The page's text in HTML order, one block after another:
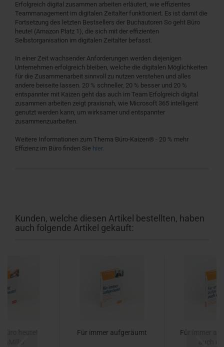
Erfolgreich digital zusammen arbeiten erläutert, wie effizientes
Teammanagement im digitalen Zeitalter funktioniert. Es ist damit die
Fortsetzung des letzten Bestsellers der Buchautoren So geht Büro
heute! (Amazon Platz 1), die sich mit der effizienten
Selbstorganisation im digitalen Zeitalter befasst.
In einer Zeit wachsender Anforderungen werden diejenigen
Unternehmen erfolgreich bleiben, welche die digitalen Möglichkeiten
für die Zusammenarbeit sinnvoll zu nutzen verstehen und alles
andere beiseite lassen. 20 % schneller, 20 % besser und 20 %
entspannter mit Kaizen geht das auch im Team Erfolgreich digital
zusammen arbeiten zeigt praxisnah, wie Microsoft 365 intelligent
genutzt werden kann, um wirksamer und entspannter
zusammenzuarbeiten.
Weitere Informationen zum Thema Büro-Kaizen® - 20 % mehr
Effizienz im Büro finden Sie hier.
Kunden, welche diesen Artikel bestellten, haben
auch folgende Artikel gekauft:
Büro heute!
Für immer aufgeräumt
Für immer